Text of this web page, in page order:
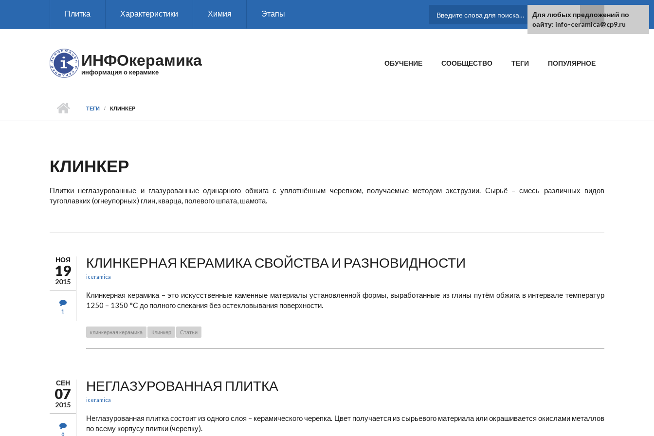
Плитка Характеристики Химия Этапы
ФОРМА ПОИСКА
ИНФОкерамика
информация о керамике
ОБУЧЕНИЕ СООБЩЕСТВО ТЕГИ ПОПУЛЯРНОЕ
ТЕГИ КЛИНКЕР
КЛИНКЕР
Плитки неглазурованные и глазурованные одинарного обжига с уплотнённым черепком, получаемые методом экструзии. Сырьё – смесь различных видов
тугоплавких (огнеупорных) глин, кварца, полевого шпата, шамота.
НОЯ
19
2015
1
КЛИНКЕРНАЯ КЕРАМИКА СВОЙСТВА И РАЗНОВИДНОСТИ
iceramica
Клинкерная керамика – это искусственные каменные материалы установленной формы, выработанные из глины путём обжига в интервале температур
1250 – 1350 °С до полного спекания без остекловывания поверхности.
клинкерная керамика Клинкер Статьи
СЕН
07
2015
0
НЕГЛАЗУРОВАННАЯ ПЛИТКА
iceramica
Неглазурованная плитка состоит из одного слоя – керамического черепка. Цвет получается из сырьевого материала или окрашивается окислами металлов
по всему корпусу плитки (черепку).
Для любых предложений по
сайту: info-ceramica@cp9.ru